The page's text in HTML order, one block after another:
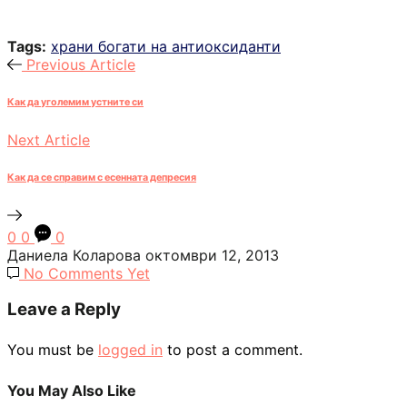
Tags: храни богати на антиоксиданти
Previous Article
Как да уголемим устните си
Next Article
Как да се справим с есенната депресия
0 0
0
Даниела Коларова октомври 12, 2013
No Comments Yet
Leave a Reply
You must be logged in to post a comment.
You May Also Like